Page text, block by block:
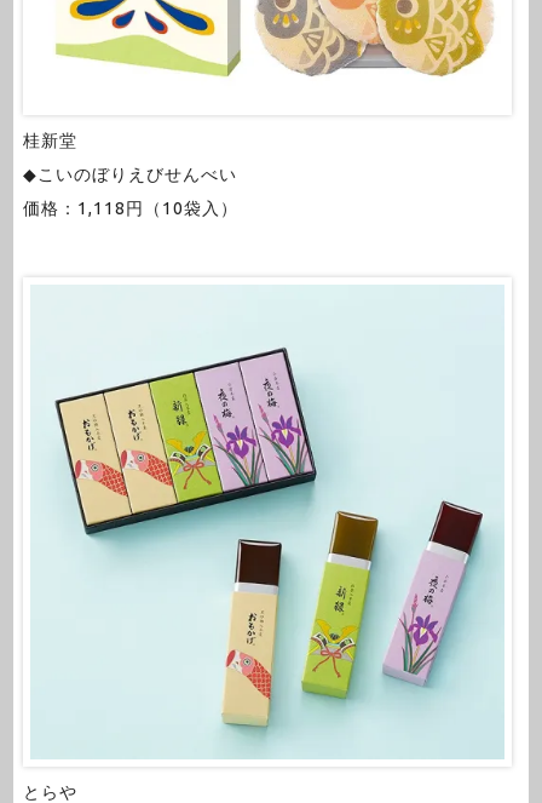
桂新堂
◆こいのぼりえびせんべい
価格：1,118円（10袋入）
とらや